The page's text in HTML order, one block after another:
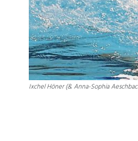
Ixchel Höner (& Anna-Sophia